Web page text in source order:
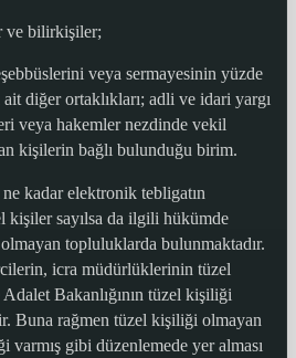
ve bilirkişiler;
veya sermayesinin yüzde
diğer ortaklıkları; adli ve idari yargı
veya hakemler nezdinde vekil
kişilerin bağlı bulunduğu birim.
kadar elektronik tebligatın
kişiler sayılsa da ilgili hükümde
topluluklarda bulunmaktadır.
icra müdürlüklerinin tüzel
Bakanlığının tüzel kişiliği
Buna rağmen tüzel kişiliği olmayan
gibi düzenlemede yer alması